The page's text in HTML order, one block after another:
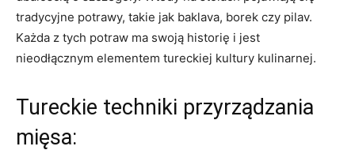
tradycyjne potrawy, ⁤takie⁤ jak baklava, borek czy pilav.
Każda z tych ⁣potraw ma swoją historię i jest
nieodłącznym elementem tureckiej kultury kulinarnej.
Tureckie​ techniki​ przyrządzania‌
mięsa: